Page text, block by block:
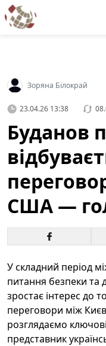
Зоряна Білокрай
23.04.26 13:38
Буданов
США —
У складний період
питання безпеки та
зростає інтерес до
переговори між
розглядаємо
представник